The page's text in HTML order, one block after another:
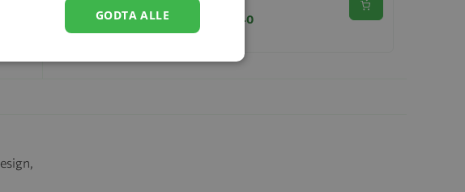
kr 279,00 kr 167,40
Se produkt
GODTA ALLE